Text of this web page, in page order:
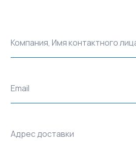
Компания, Имя контактного
Email
Адрес доставки